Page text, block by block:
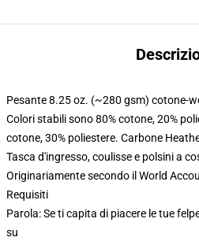
Pesante 8.25 oz. (~280 gsm) cotone-
Colori stabili sono 80% cotone, 20%
cotone, 30% poliestere. Carbone
Tasca d'ingresso, coulisse e polsini a
Originariamente secondo il World
Requisiti
Parola: Se ti capita di piacere le tue
su